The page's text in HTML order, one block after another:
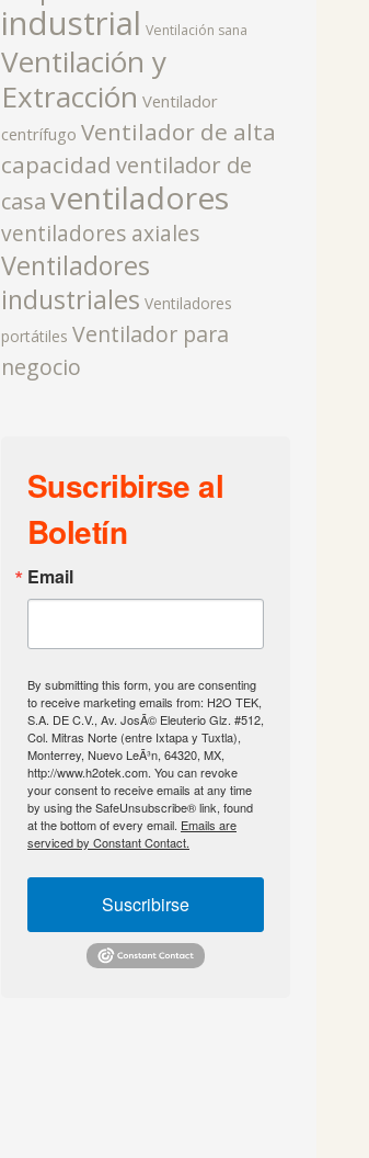
industrial Ventilación sana
Ventilación y
Extracción Ventilador
centrífugo Ventilador de alta
capacidad ventilador de
casaventiladores
ventiladores axiales
Ventiladores
industriales Ventiladores
portátiles Ventilador para
negocio
Suscribirse al
Boletín
Email
By submitting this form, you are consenting
to receive marketing emails from: H2O TEK,
S.A. DE C.V., Av. JosÃ© Eleuterio Glz. #512,
Col. Mitras Norte (entre Ixtapa y Tuxtla),
Monterrey, Nuevo LeÃ³n, 64320, MX,
http://www.h2otek.com. You can revoke
your consent to receive emails at any time
by using the SafeUnsubscribe® link, found
at the bottom of every email. Emails are
serviced by Constant Contact.
Suscribirse